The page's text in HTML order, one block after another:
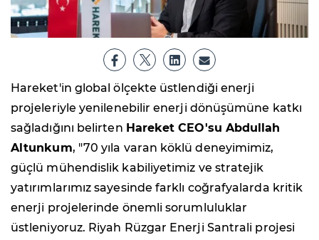
Hareket'in global ölçekte üstlendiği enerji
projeleriyle yenilenebilir enerji dönüşümüne katkı
sağladığını belirten Hareket CEO'su Abdullah
Altunkum, "70 yıla varan köklü deneyimimiz,
güçlü mühendislik kabiliyetimiz ve stratejik
yatırımlarımız sayesinde farklı coğrafyalarda kritik
enerji projelerinde önemli sorumluluklar
üstleniyoruz. Riyah Rüzgar Enerji Santrali projesi